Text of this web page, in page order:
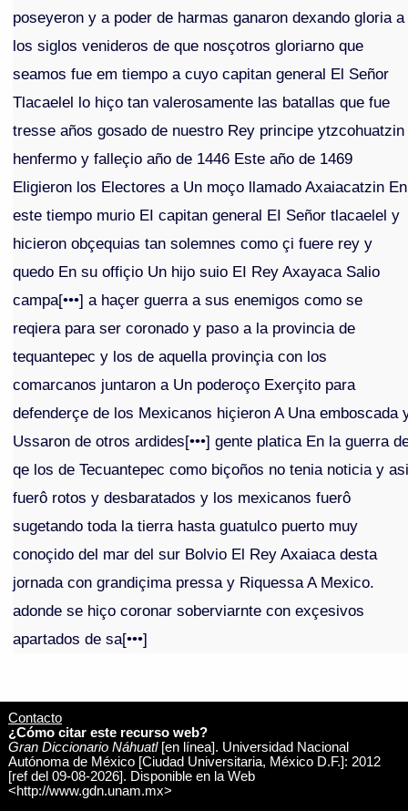
poseyeron y a poder de harmas ganaron dexando gloria a
los siglos venideros de que nosçotros gloriarno que
seamos fue em tiempo a cuyo capitan general El Señor
Tlacaelel lo hiço tan valerosamente las batallas que fue
tresse años gosado de nuestro Rey principe ytzcohuatzin
henfermo y falleçio año de 1446 Este año de 1469
Eligieron los Electores a Un moço llamado Axaiacatzin En
este tiempo murio EI capitan general EI Señor tlacaelel y
hicieron obçequias tan solemnes como çi fuere rey y
quedo En su offiçio Un hijo suio EI Rey Axayaca Salio
campa[•••] a haçer guerra a sus enemigos como se
reqiera para ser coronado y paso a la provincia de
tequantepec y los de aquella provinçia con los
comarcanos juntaron a Un poderoço Exerçito para
defenderçe de los Mexicanos hiçieron A Una emboscada
Ussaron de otros ardides[•••] gente platica En la guerra
qe los de Tecuantepec como biçoños no tenia noticia y
fuerô rotos y desbaratados y los mexicanos fuerô
sugetando toda la tierra hasta guatulco puerto muy
conoçido del mar del sur Bolvio El Rey Axaiaca desta
jornada con grandiçima pressa y Riquessa A Mexico.
adonde se hiço coronar soberviarnte con exçesivos
apartados de sa[•••]
Contacto
¿Cómo citar este recurso web?
Gran Diccionario Náhuatl[en línea]. Universidad Nacional
Autónoma de México [Ciudad Universitaria, México D.F.]: 2012
[ref del 09-08-2026]. Disponible en la Web
<http://www.gdn.unam.mx>